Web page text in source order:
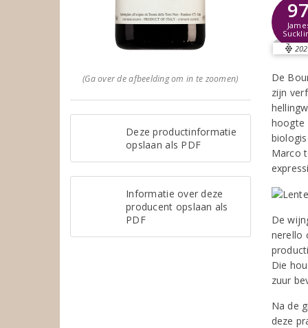
(Ga over de afbeelding om in te zoomen)
Deze productinformatie
opslaan als PDF
Informatie over deze
producent opslaan als
PDF
De
zijn
hoogte
Marco
De
nerello
Die
zuur
Na de
deze